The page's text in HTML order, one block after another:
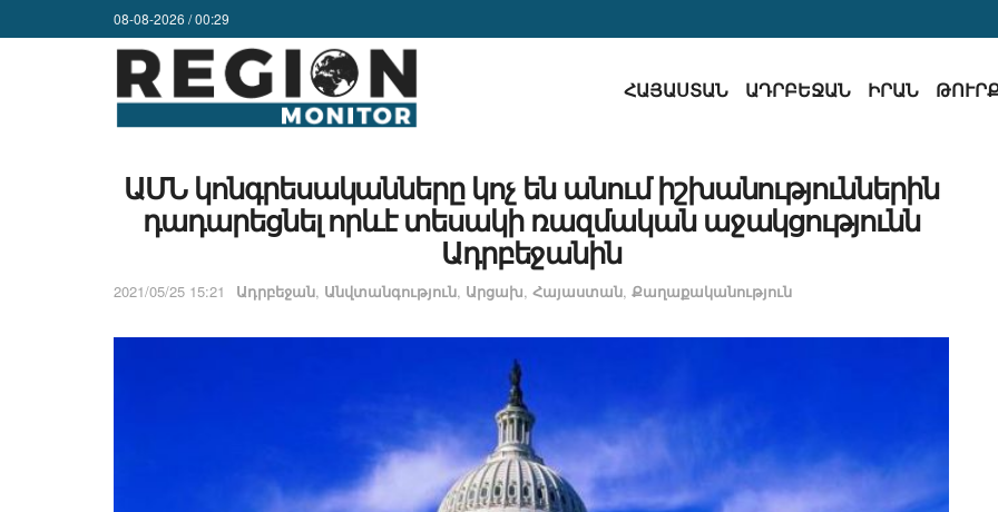
08-08-2026 / 00:29
ՀԱՅԱՍՏԱՆ ԱԴՐԲԵՋԱՆ ԻՐԱՆ
ԱՄՆ կոնգրեսականները կոչ են անում իշխանություններին
դադարեցնել որևէ տեսակի ռազմական աջակցությունն
Ադրբեջանին
2021/05/25 15:21 Ադրբեջան, Անվտանգություն, Արցախ, Հայաստան, Քաղաքականություն